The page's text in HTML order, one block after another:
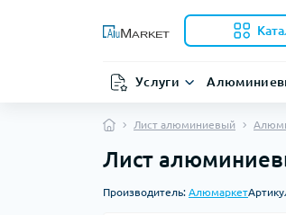
Услуги
Лист алюминиевый
Лист
Производитель: Алюмаркет